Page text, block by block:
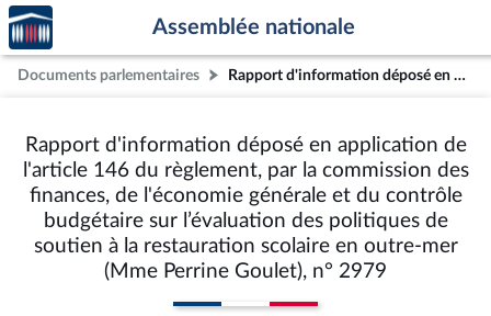
Aller au contenu
Aller en bas de la page
Accèder
à la
page
d'accueil
Assemblée nationale
Documents parlementaires Rapport d'information déposé en application de l'article 146 du règlement, par la commission des finances, de l'économie générale et du contrôle budgétaire sur l’évaluation des politiques de soutien à la restauration scolaire en outre-mer (Mme Perrine Goulet), n° 2979
Rapport d'information déposé en application de
l'article 146 du règlement, par la commission des
finances, de l'économie générale et du contrôle
budgétaire sur l’évaluation des politiques de
soutien à la restauration scolaire en outre-mer
(Mme Perrine Goulet), n° 2979